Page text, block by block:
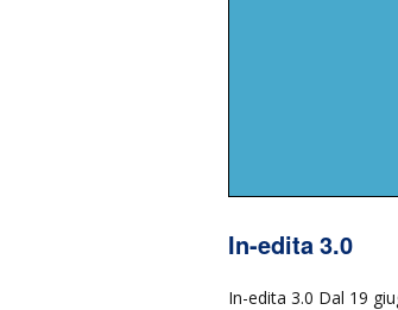
In-edita 3.0
In-edita 3.0 Dal 19